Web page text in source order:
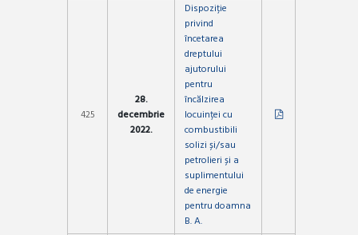
425
28.
decembrie
2022.
Dispoziție
privind
încetarea
dreptului
ajutorului
pentru
încălzirea
locuinței cu
combustibili
solizi și/sau
petrolieri și a
suplimentului
de energie
pentru doamna
B. A.